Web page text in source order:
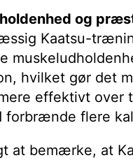
og
Kaatsu-
hvilket gør det
effektivt over
forbrænde flere
at bemærke, at